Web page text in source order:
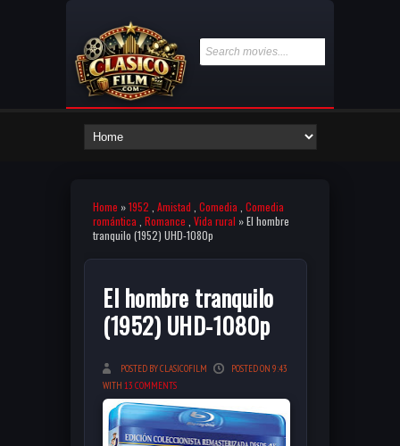
Home »1952 Amistad Comedia Comedia
romántica Romance Vida rural » El hombre
tranquilo (1952) UHD-1080p
El hombre tranquilo
(1952) UHD-1080p
POSTED BY CLASICOFILM
POSTED ON 9:43
WITH 13 COMMENTS